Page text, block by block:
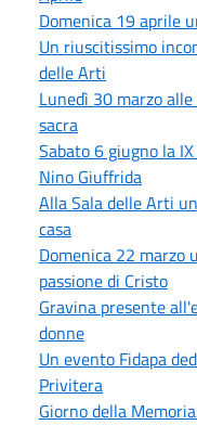
Domenica 19 aprile
Un riuscitissimo
delle Arti
Lunedì 30 marzo
sacra
Sabato 6 giugno la
Nino Giuffrida
Alla Sala delle Arti
casa
Domenica 22 marzo
passione di Cristo
Gravina presente
donne
Un evento Fidapa
Privitera
Giorno della